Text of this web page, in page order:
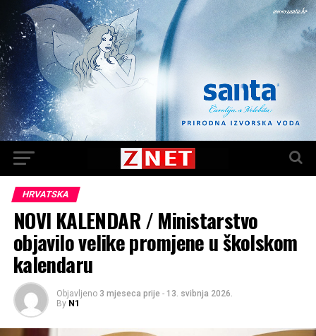
HRVATSKA
NOVI KALENDAR / Ministarstvo
objavilo velike promjene u školskom
kalendaru
Objavljeno 3 mjeseca prije - 13. svibnja 2026.
By N1